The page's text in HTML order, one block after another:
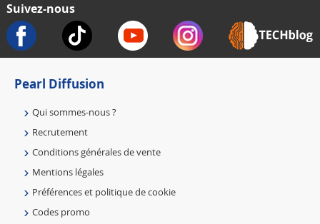
Suivez-nous
Pearl Diffusion
Qui sommes-nous ?
Recrutement
Conditions générales de vente
Mentions légales
Préférences et politique de cookie
Codes promo